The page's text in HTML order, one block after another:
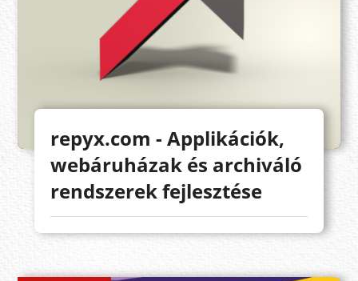
repyx.com - Applikációk,
webáruházak és archiváló
rendszerek fejlesztése